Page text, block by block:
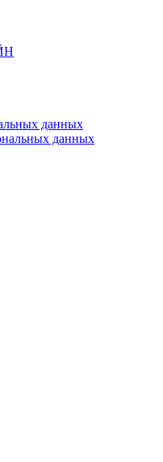
данных
данных